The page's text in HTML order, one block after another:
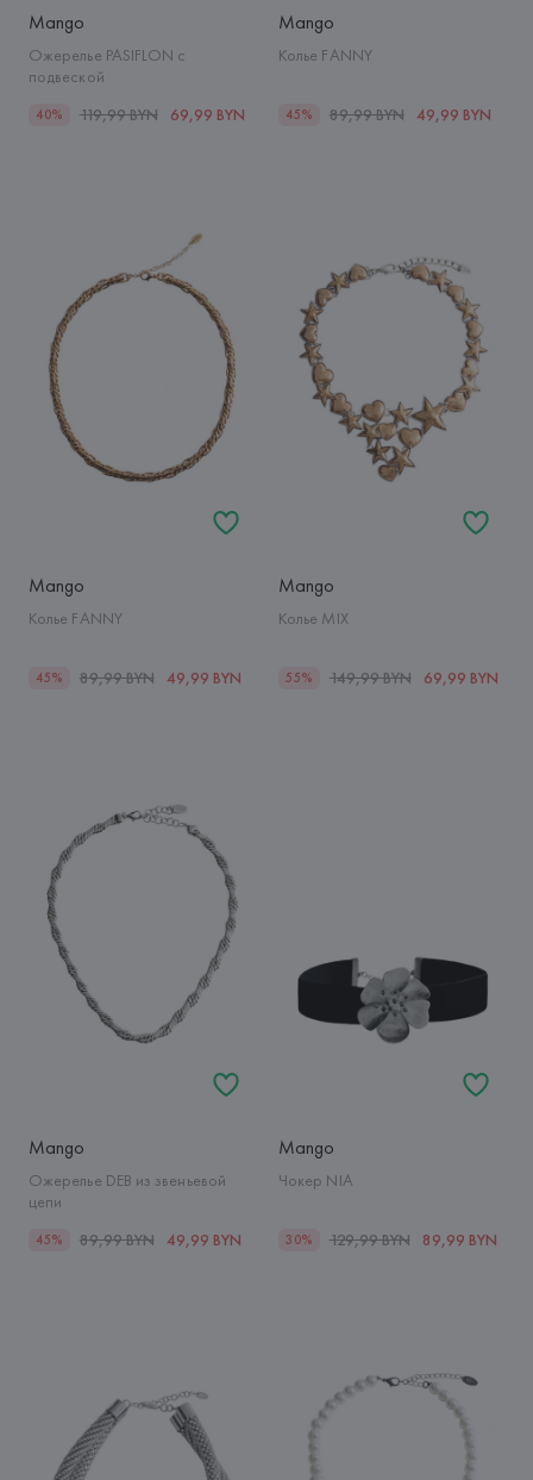
Mango
Ожерелье PASIFLON с
подвеской
40% 119,99 BYN 69,99 BYN
Mango
Колье FANNY
45% 89,99 BYN 49,99 BYN
Mango
Колье FANNY
45% 89,99 BYN 49,99 BYN
Mango
Колье MIX
55% 149,99 BYN 69,99 BYN
Mango
Ожерелье DEB из звеньевой
цепи
45% 89,99 BYN 49,99 BYN
Mango
Чокер NIA
30% 129,99 BYN 89,99 BYN